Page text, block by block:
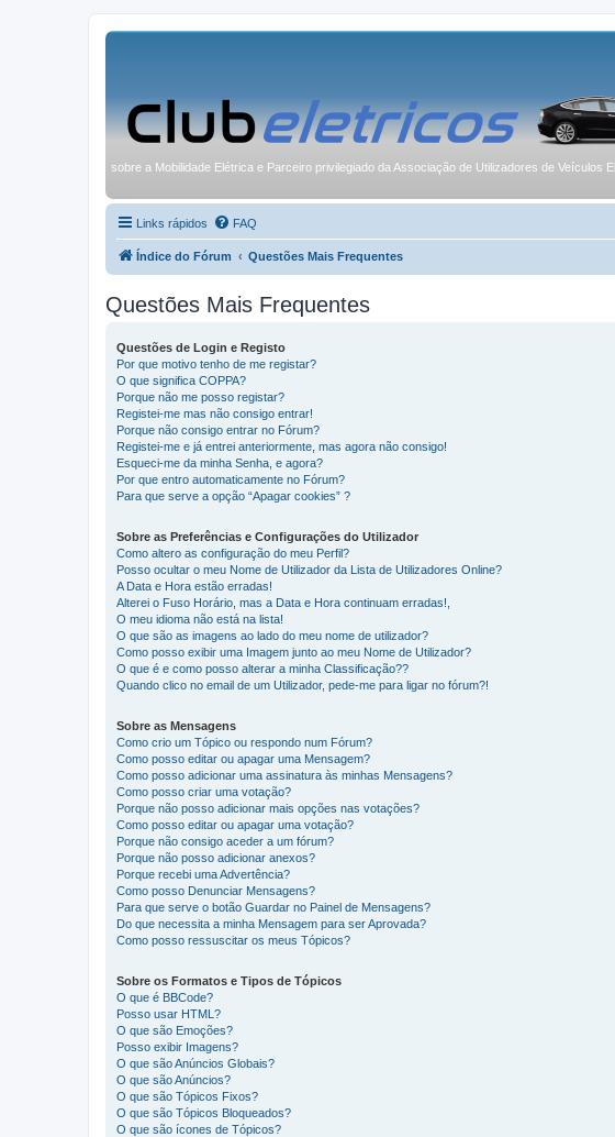
sobre a Mobilidade Elétrica e Parceiro privilegiado da Associação de Utilizadores de Veículos
Links rápidos FAQ
Índice do Fórum Questões Mais Frequentes
Questões Mais Frequentes
Questões de Login e Registo
Por que motivo tenho de me registar?
O que significa COPPA?
Porque não me posso registar?
Registei-me mas não consigo entrar!
Porque não consigo entrar no Fórum?
Registei-me e já entrei anteriormente, mas agora não consigo!
Esqueci-me da minha Senha, e agora?
Por que entro automaticamente no Fórum?
Para que serve a opção “Apagar cookies” ?
Sobre as Preferências e Configurações do Utilizador
Como altero as configuração do meu Perfil?
Posso ocultar o meu Nome de Utilizador da Lista de Utilizadores Online?
A Data e Hora estão erradas!
Alterei o Fuso Horário, mas a Data e Hora continuam erradas!,
O meu idioma não está na lista!
O que são as imagens ao lado do meu nome de utilizador?
Como posso exibir uma Imagem junto ao meu Nome de Utilizador?
O que é e como posso alterar a minha Classificação??
Quando clico no email de um Utilizador, pede-me para ligar no fórum?!
Sobre as Mensagens
Como crio um Tópico ou respondo num Fórum?
Como posso editar ou apagar uma Mensagem?
Como posso adicionar uma assinatura às minhas Mensagens?
Como posso criar uma votação?
Porque não posso adicionar mais opções nas votações?
Como posso editar ou apagar uma votação?
Porque não consigo aceder a um fórum?
Porque não posso adicionar anexos?
Porque recebi uma Advertência?
Como posso Denunciar Mensagens?
Para que serve o botão Guardar no Painel de Mensagens?
Do que necessita a minha Mensagem para ser Aprovada?
Como posso ressuscitar os meus Tópicos?
Sobre os Formatos e Tipos de Tópicos
O que é BBCode?
Posso usar HTML?
O que são Emoções?
Posso exibir Imagens?
O que são Anúncios Globais?
O que são Anúncios?
O que são Tópicos Fixos?
O que são Tópicos Bloqueados?
O que são ícones de Tópicos?